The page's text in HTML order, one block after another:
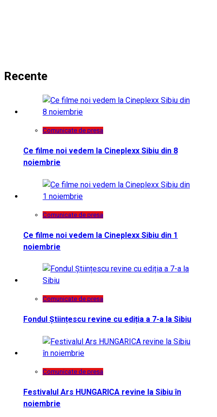
Recente
Comunicate de presa
Ce filme noi vedem la Cineplexx Sibiu din 8
noiembrie
Comunicate de presa
Ce filme noi vedem la Cineplexx Sibiu din 1
noiembrie
Comunicate de presa
Fondul Științescu revine cu ediția a 7-a la Sibiu
Comunicate de presa
Festivalul Ars HUNGARICA revine la Sibiu în
noiembrie